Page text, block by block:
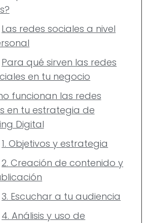
Las redes sociales a nivel
Para qué sirven las redes
en tu negocio
funcionan las redes
en tu estrategia de
Digital
1. Objetivos y estrategia
2. Creación de contenido y
3. Escuchar a tu audiencia
4. Análisis y uso de